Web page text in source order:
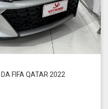
FIFA QATAR 2022